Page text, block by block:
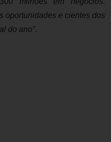
oportunidades e cientes dos
do ano”.